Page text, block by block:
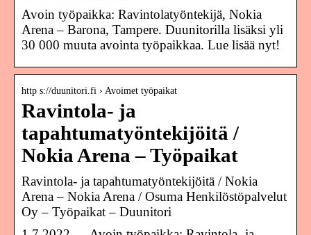
Avoin työpaikka: Ravintolatyöntekijä, Nokia
Arena – Barona, Tampere. Duunitorilla lisäksi yli
30 000 muuta avointa työpaikkaa. Lue lisää nyt!
http s://duunitori.fi › Avoimet työpaikat
Ravintola- ja
tapahtumatyöntekijöitä /
Nokia Arena – Työpaikat
Ravintola- ja tapahtumatyöntekijöitä / Nokia
Arena – Nokia Arena / Osuma Henkilöstöpalvelut
Oy – Työpaikat – Duunitori